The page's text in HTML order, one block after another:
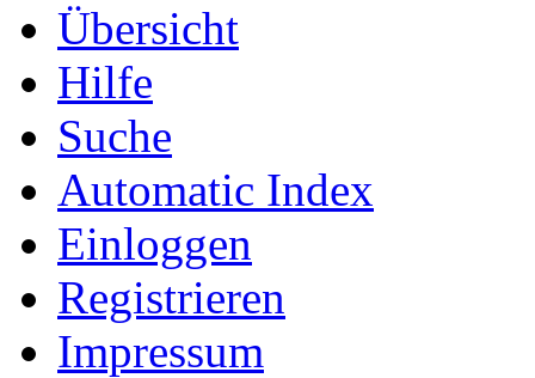
Übersicht
Hilfe
Suche
Automatic Index
Einloggen
Registrieren
Impressum